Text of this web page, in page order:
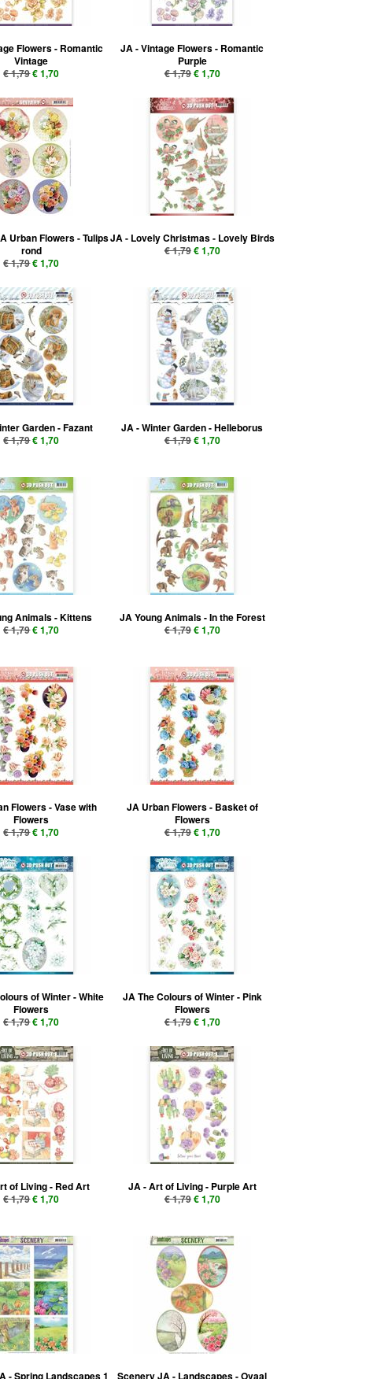
Flowers - Romantic
Vintage
€ 1,79€ 1,70
JA - Vintage Flowers - Romantic
Purple
€ 1,79€ 1,70
Urban Flowers - Tulips
rond
€ 1,79€ 1,70
JA - Lovely Christmas - Lovely Birds
€ 1,79€ 1,70
Garden - Fazant
€ 1,79€ 1,70
JA - Winter Garden - Helleborus
€ 1,79€ 1,70
Animals - Kittens
€ 1,79€ 1,70
JA Young Animals - In the Forest
€ 1,79€ 1,70
Flowers - Vase with
Flowers
€ 1,79€ 1,70
JA Urban Flowers - Basket of
Flowers
€ 1,79€ 1,70
of Winter - White
Flowers
€ 1,79€ 1,70
JA The Colours of Winter - Pink
Flowers
€ 1,79€ 1,70
of Living - Red Art
€ 1,79€ 1,70
JA - Art of Living - Purple Art
€ 1,79€ 1,70
- Spring Landscapes 1 Scenery JA - Landscapes - Ovaal